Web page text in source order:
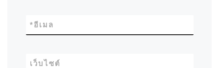
อีเมล
*
เว็บไซต์